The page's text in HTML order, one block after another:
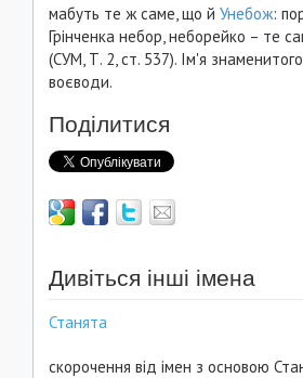
мабуть те ж саме, що й Унебож:
Грінченка небор, неборейко – те
(СУМ, Т. 2, ст. 537). Ім'я
воєводи.
Поділитися
Дивіться інші імена
Станята
скорочення від імен з основою